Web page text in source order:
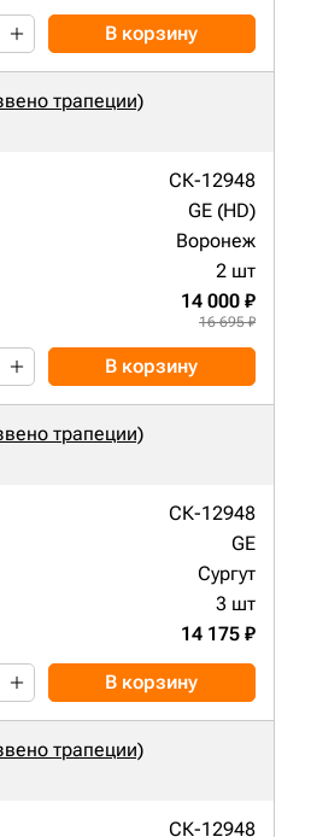
В корзину
трапеции)
СК-12948
GE (HD)
Воронеж
2 шт
14 000 ₽
16 695 ₽
В корзину
трапеции)
СК-12948
GE
Сургут
3 шт
14 175 ₽
В корзину
трапеции)
СК-12948